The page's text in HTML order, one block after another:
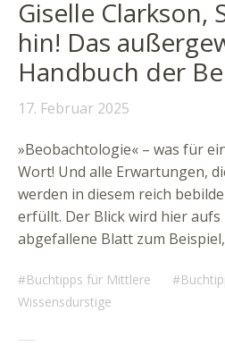
Giselle Clarkson,
hin! Das
Handbuch der
17. Februar 2025
»Beobachtologie« – was für
Wort! Und alle Erwartungen,
werden in diesem reich
erfüllt. Der Blick wird hier aufs
abgefallene Blatt zum
Buchtipps für Mittlere
Wissensdurstige